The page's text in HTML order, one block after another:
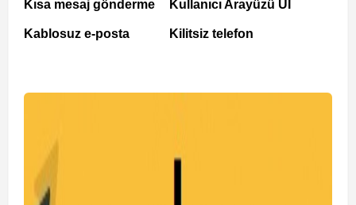
Kısa mesaj gönderme
Kablosuz e-posta
Kullanıcı Arayüzü UI
Kilitsiz telefon